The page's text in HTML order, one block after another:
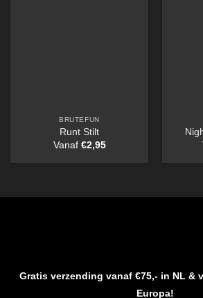
BRUTEFUN
Runt Stilt
Vanaf €2,95
Gratis verzending vanaf €75,- in NL &
Europa!